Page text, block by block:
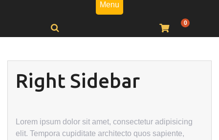
Menu
0
Right Sidebar
Lorem ipsum dolor sit amet, consectetur adipisicing
elit. Tempora cupiditate architecto quos sapiente,